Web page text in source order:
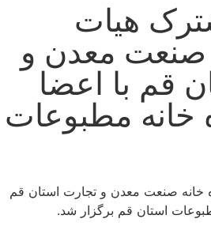
هیات
صنعت معدن و
قم با اعضا
خانه مطبوعات
صنعت معدن و تجارت استان قم
استان قم برگزار شد.